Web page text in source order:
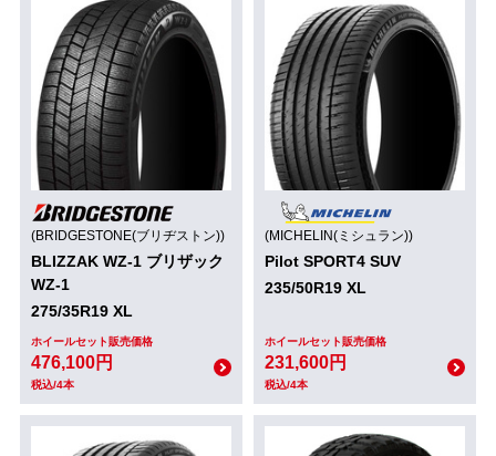
(BRIDGESTONE(ブリヂストン))
BLIZZAK WZ-1 ブリザック
WZ-1
275/35R19 XL
ホイールセット販売価格
476,100円
税込/4本
(MICHELIN(ミシュラン))
Pilot SPORT4 SUV
235/50R19 XL
ホイールセット販売価格
231,600円
税込/4本